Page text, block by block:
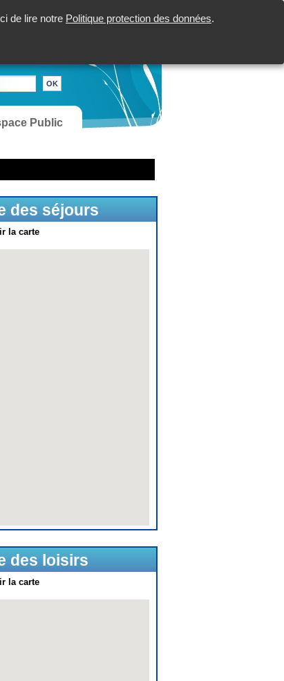
de lire notre Politique protection des données.
Public
des séjours
la carte
des loisirs
la carte